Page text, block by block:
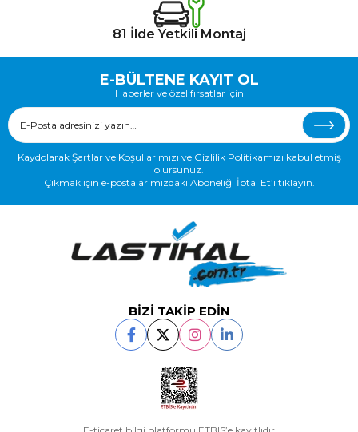
81 İlde Yetkili Montaj
E-BÜLTENE KAYIT OL
Haberler ve özel fırsatlar için
Kaydolarak Şartlar ve Koşullarımızı ve Gizlilik Politikamızı kabul etmiş
olursunuz.
Çıkmak için e-postalarımızdaki Aboneliği İptal Et’i tıklayın.
BİZİ TAKİP EDİN